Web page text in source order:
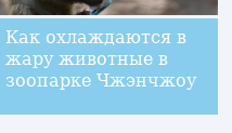
Как охлаждаются в
жару животные в
зоопарке Чжэнчжоу